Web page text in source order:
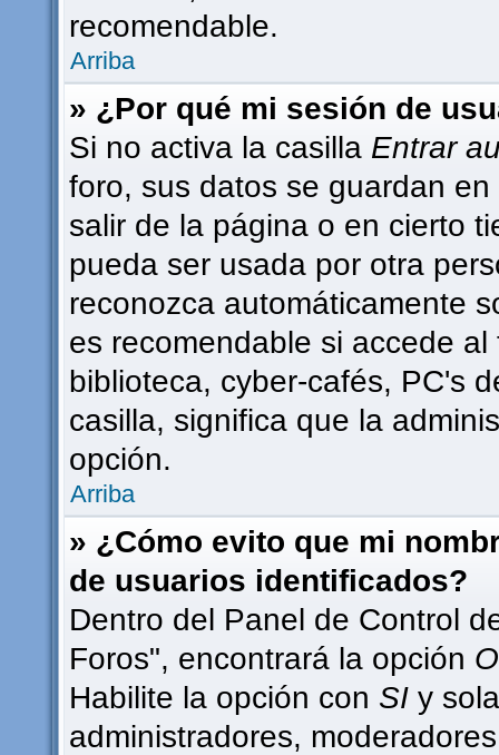
recomendable.
Arriba
» ¿Por qué mi sesión de
Si no activa la casilla Entrar
foro, sus datos se guardan
salir de la página o en cierto
pueda ser usada por otra
reconozca automáticamente
es recomendable si accede
biblioteca, cyber-cafés, PC's
casilla, significa que la
opción.
Arriba
» ¿Cómo evito que mi
de usuarios identificados?
Dentro del Panel de Control
Foros", encontrará la opción
Habilite la opción con SI y
administradores,